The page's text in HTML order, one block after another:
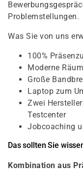
Problemstellungen.
Was Sie von uns
100%
Moderne
Große
Laptop zum
Zwei
Testcenter
Jobcoaching
Das sollten Sie
Kombination aus